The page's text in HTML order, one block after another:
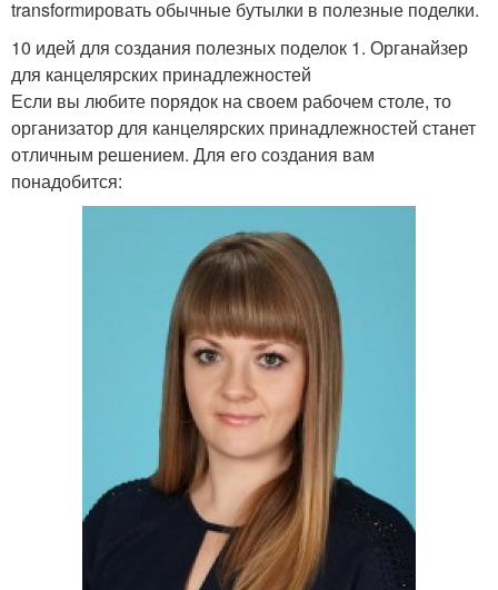
transformировать обычные бутылки в полезные поделки.
10 идей для создания полезных поделок 1. Органайзер
для канцелярских принадлежностей
Если вы любите порядок на своем рабочем столе, то
организатор для канцелярских принадлежностей станет
отличным решением. Для его создания вам
понадобится: